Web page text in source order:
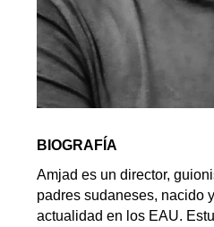
BIOGRAFÍA
Amjad es un director,
padres sudaneses, nacido
actualidad en los EAU.